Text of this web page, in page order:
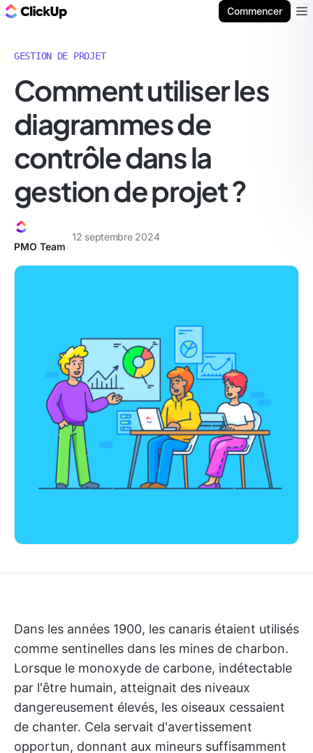
Commencer
GESTION DE PROJET
Comment utiliser les
diagrammes de
contrôle dans la
gestion de projet ?
PMO Team
12 septembre 2024
Dans les années 1900, les canaris étaient utilisés
comme sentinelles dans les mines de charbon.
Lorsque le monoxyde de carbone, indétectable
par l'être humain, atteignait des niveaux
dangereusement élevés, les oiseaux cessaient
de chanter. Cela servait d'avertissement
opportun, donnant aux mineurs suffisamment